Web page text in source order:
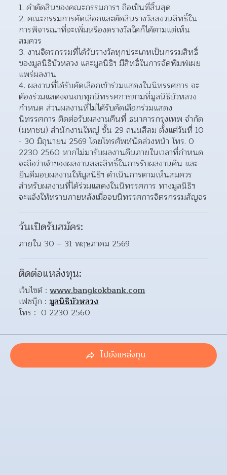
คำตัดสินของคณะกรรมการฯ ถือเป็นที่สิ้นสุด
คณะกรรมการคัดเลือกและตัดสินรางวัลสงวนสิทธิ์ใน
การพิจารณาที่จะเพิ่มหรืองดรางวัลใดก็ได้ตามแต่เห็น
สมควร
งานจิตรกรรมที่ได้รับรางวัลทุกประเภทเป็นกรรมสิทธิ์
ของมูลนิธิบัวหลวง และมูลนิธิฯ มีสิทธิ์ในการจัดพิมพ์เผย
แพร่ผลงาน
ผลงานที่ได้รับคัดเลือกเข้าร่วมแสดงในนิทรรศการ จะ
ต้องร่วมแสดงจนจบทุกนิทรรศการตามที่มูลนิธิบัวหลวง
กำหนด ส่วนผลงานที่ไม่ได้รับคัดเลือกร่วมแสดง
นิทรรศการ ติดต่อรับผลงานคืนที่ ธนาคารกรุงเทพ จำกัด
(มหาชน) สำนักงานใหญ่ ชั้น 29 ถนนสีลม ตั้งแต่วันที่ 10
- 30 มิถุนายน 2569 โดยโทรศัพท์นัดล่วงหน้า โทร. 0
2230 2560 หากไม่มารับผลงานคืนภายในเวลาที่กำหนด
จะถือว่าเจ้าของผลงานสละสิทธิ์ในการรับผลงานคืน และ
ยินดีมอบผลงานให้มูลนิธิฯ ดำเนินการตามเห็นสมควร
สำหรับผลงานที่ได้ร่วมแสดงในนิทรรศการ ทางมูลนิธิฯ
จะแจ้งให้ทราบภายหลังเมื่อจบนิทรรศการจิตรกรรมสัญจร
วันเปิดรับสมัคร:
ภายใน 30 – 31 พฤษภาคม 2569
ติดต่อแหล่งทุน:
เว็บไซต์ : www.bangkokbank.com
เฟซบุ๊ก : มูลนิธิบัวหลวง
โทร :  0 2230 2560
ไปยังแหล่งทุน